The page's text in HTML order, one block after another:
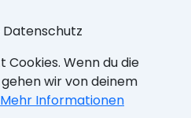
Datenschutz
Cookies. Wenn du die
wir von deinem
Mehr Informationen